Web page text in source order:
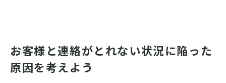
お客様と連絡がとれない状況に陥った
原因を考えよう